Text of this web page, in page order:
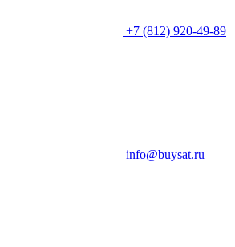
+7 (812) 920-49-89
info@buysat.ru